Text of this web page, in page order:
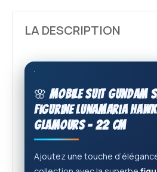
LA DESCRIPTION
🌸Mobile Suit Gundam
Figurine Lunamaria
Glamours – 22 cm
Ajoutez une touche